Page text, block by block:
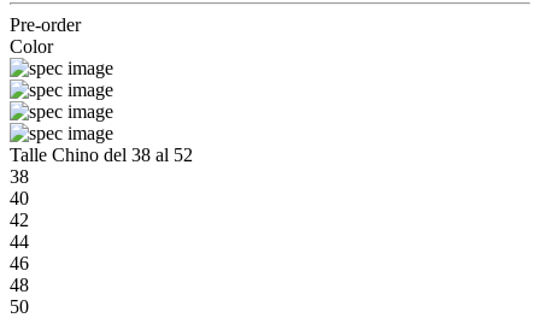
Pre-order
Color
Talle Chino del 38 al 52
38
40
42
44
46
48
50